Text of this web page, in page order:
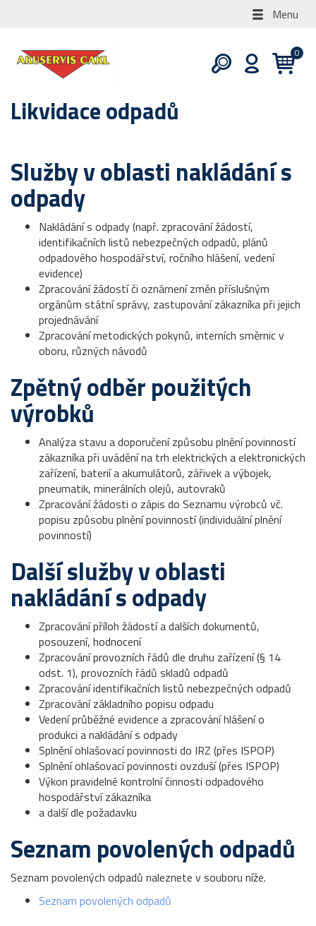
Menu
Likvidace odpadů
Služby v oblasti nakládání s
odpady
Nakládání s odpady (např. zpracování žádostí,
identifikačních listů nebezpečných odpadů, plánů
odpadového hospodářství, ročního hlášení, vedení
evidence)
Zpracování žádostí či oznámení změn příslušným
orgánům státní správy, zastupování zákazníka při jejich
projednávání
Zpracování metodických pokynů, interních směrnic v
oboru, různých návodů
Zpětný odběr použitých
výrobků
Analýza stavu a doporučení způsobu plnění povinností
zákazníka při uvádění na trh elektrických a elektronických
zařízení, baterií a akumulátorů, zářivek a výbojek,
pneumatik, minerálních olejů, autovraků
Zpracování žádosti o zápis do Seznamu výrobců vč.
popisu způsobu plnění povinností (individuální plnění
povinností)
Další služby v oblasti
nakládání s odpady
Zpracování příloh žádostí a dalších dokumentů,
posouzení, hodnocení
Zpracování provozních řádů dle druhu zařízení (§ 14
odst. 1), provozních řádů skladů odpadů
Zpracování identifikačních listů nebezpečných odpadů
Zpracování základního popisu odpadu
Vedení průběžné evidence a zpracování hlášení o
produkci a nakládání s odpady
Splnění ohlašovací povinnosti do IRZ (přes ISPOP)
Splnění ohlašovací povinnosti ovzduší (přes ISPOP)
Výkon pravidelné kontrolní činnosti odpadového
hospodářství zákazníka
a další dle požadavku
Seznam povolených odpadů
Seznam povolených odpadů naleznete v souboru níže.
Seznam povolených odpadů